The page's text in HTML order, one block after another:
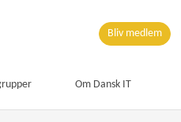
Bliv medlem
Om Dansk IT